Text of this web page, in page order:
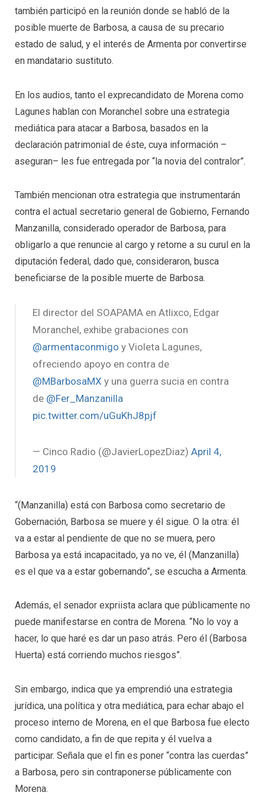
también participó en la reunión donde se habló de la
posible muerte de Barbosa, a causa de su precario
estado de salud, y el interés de Armenta por convertirse
en mandatario sustituto.
En los audios, tanto el exprecandidato de Morena como
Lagunes hablan con Moranchel sobre una estrategia
mediática para atacar a Barbosa, basados en la
declaración patrimonial de éste, cuya información –
aseguran– les fue entregada por “la novia del contralor”.
También mencionan otra estrategia que instrumentarán
contra el actual secretario general de Gobierno, Fernando
Manzanilla, considerado operador de Barbosa, para
obligarlo a que renuncie al cargo y retorne a su curul en la
diputación federal, dado que, consideraron, busca
beneficiarse de la posible muerte de Barbosa.
El director del SOAPAMA en Atlixco, Edgar
Moranchel, exhibe grabaciones con
@armentaconmigo y Violeta Lagunes,
ofreciendo apoyo en contra de
@MBarbosaMX y una guerra sucia en contra
de @Fer_Manzanilla
pic.twitter.com/uGuKhJ8pjf
— Cinco Radio (@JavierLopezDiaz) April 4,
2019
“(Manzanilla) está con Barbosa como secretario de
Gobernación, Barbosa se muere y él sigue. O la otra: él
va a estar al pendiente de que no se muera, pero
Barbosa ya está incapacitado, ya no ve, él (Manzanilla)
es el que va a estar gobernando”, se escucha a Armenta.
Además, el senador expriista aclara que públicamente no
puede manifestarse en contra de Morena. “No lo voy a
hacer, lo que haré es dar un paso atrás. Pero él (Barbosa
Huerta) está corriendo muchos riesgos”.
Sin embargo, indica que ya emprendió una estrategia
jurídica, una política y otra mediática, para echar abajo el
proceso interno de Morena, en el que Barbosa fue electo
como candidato, a fin de que repita y él vuelva a
participar. Señala que el fin es poner “contra las cuerdas”
a Barbosa, pero sin contraponerse públicamente con
Morena.